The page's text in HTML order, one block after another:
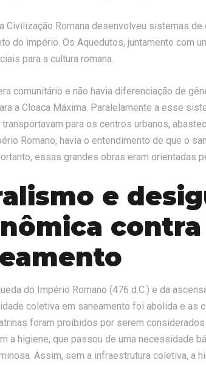
Civilização Romana desenvolveu sistemas
do império. Os Aquedutos, juntamente com
para a cultura romana.
comunitário e não havia diferenciação de
a Cloaca Máxima. Paralelamente a esse
para os centros urbanos,
Romano, havia o entendimento de que o
essas grandes obras eram orientadas
e
do Império Romano (476 d.C.) e da
coletiva em saneamento foi abolida e as
foram proibidos por serem
a higiene, que passou de uma necessidade
Assim, sem a infraestrutura coletiva, a